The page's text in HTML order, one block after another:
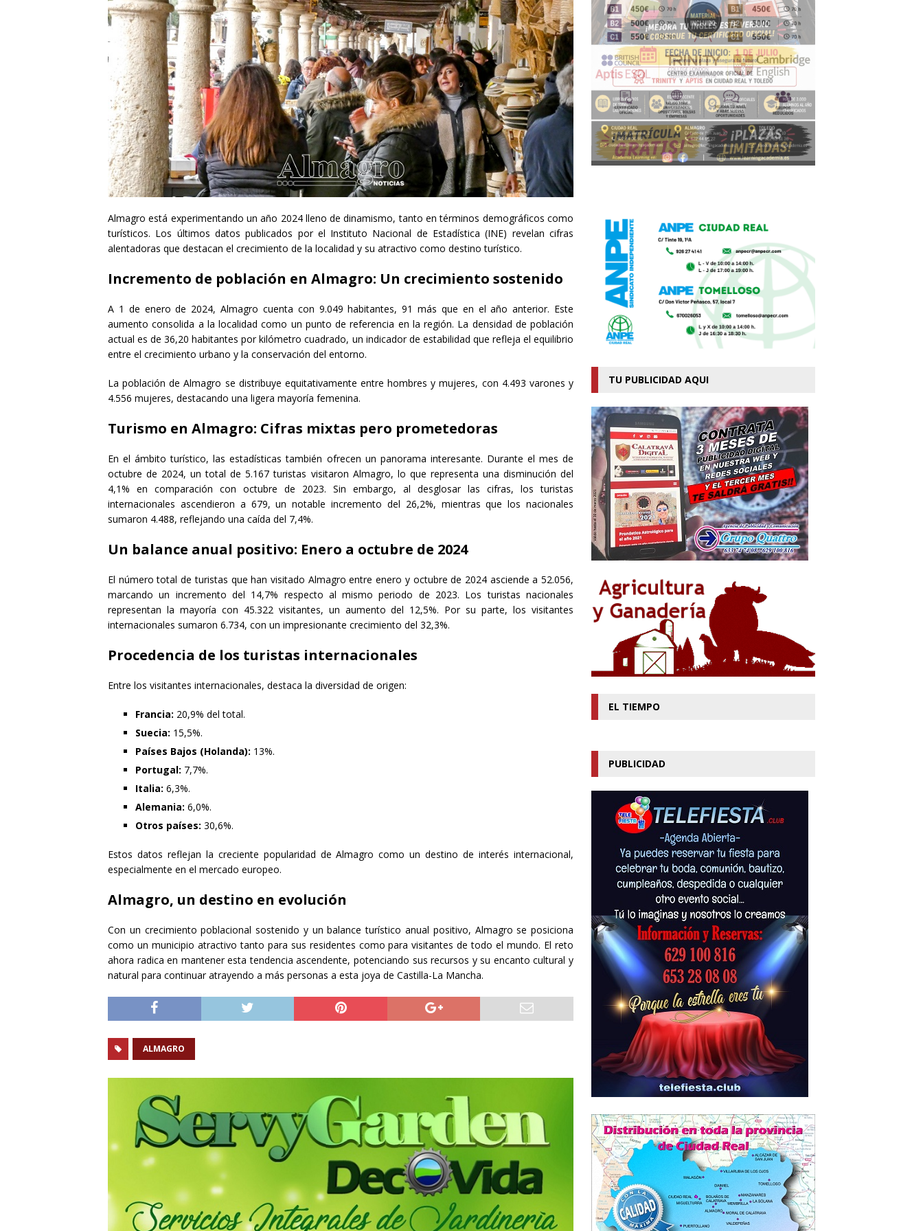
Almagro está experimentando un año 2024 lleno de dinamismo, tanto en términos demográficos como
turísticos. Los últimos datos publicados por el Instituto Nacional de Estadística (INE) revelan cifras
alentadoras que destacan el crecimiento de la localidad y su atractivo como destino turístico.
Incremento de población en Almagro: Un crecimiento sostenido
A 1 de enero de 2024, Almagro cuenta con 9.049 habitantes, 91 más que en el año anterior. Este
aumento consolida a la localidad como un punto de referencia en la región. La densidad de población
actual es de 36,20 habitantes por kilómetro cuadrado, un indicador de estabilidad que refleja el equilibrio
entre el crecimiento urbano y la conservación del entorno.
La población de Almagro se distribuye equitativamente entre hombres y mujeres, con 4.493 varones y
4.556 mujeres, destacando una ligera mayoría femenina.
Turismo en Almagro: Cifras mixtas pero prometedoras
En el ámbito turístico, las estadísticas también ofrecen un panorama interesante. Durante el mes de
octubre de 2024, un total de 5.167 turistas visitaron Almagro, lo que representa una disminución del
4,1% en comparación con octubre de 2023. Sin embargo, al desglosar las cifras, los turistas
internacionales ascendieron a 679, un notable incremento del 26,2%, mientras que los nacionales
sumaron 4.488, reflejando una caída del 7,4%.
Un balance anual positivo: Enero a octubre de 2024
El número total de turistas que han visitado Almagro entre enero y octubre de 2024 asciende a 52.056,
marcando un incremento del 14,7% respecto al mismo periodo de 2023. Los turistas nacionales
representan la mayoría con 45.322 visitantes, un aumento del 12,5%. Por su parte, los visitantes
internacionales sumaron 6.734, con un impresionante crecimiento del 32,3%.
Procedencia de los turistas internacionales
Entre los visitantes internacionales, destaca la diversidad de origen:
Francia: 20,9% del total.
Suecia: 15,5%.
Países Bajos (Holanda): 13%.
Portugal: 7,7%.
Italia: 6,3%.
Alemania: 6,0%.
Otros países: 30,6%.
Estos datos reflejan la creciente popularidad de Almagro como un destino de interés internacional,
especialmente en el mercado europeo.
Almagro, un destino en evolución
Con un crecimiento poblacional sostenido y un balance turístico anual positivo, Almagro se posiciona
como un municipio atractivo tanto para sus residentes como para visitantes de todo el mundo. El reto
ahora radica en mantener esta tendencia ascendente, potenciando sus recursos y su encanto cultural y
natural para continuar atrayendo a más personas a esta joya de Castilla-La Mancha.
ALMAGRO
TU PUBLICIDAD AQUI
EL TIEMPO
PUBLICIDAD